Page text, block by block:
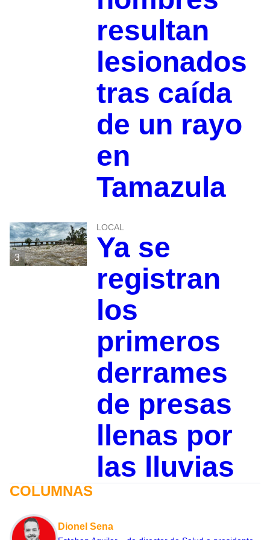
resultan
lesionados
tras caída
de un rayo
en
Tamazula
3
LOCAL
Ya se
registran
los
primeros
derrames
de presas
llenas por
las lluvias
COLUMNAS
Dionel Sena